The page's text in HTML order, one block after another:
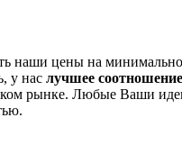
наши цены на
у нас лучшее
рынке. Любые Ваши